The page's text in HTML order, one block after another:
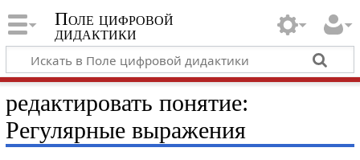
Поле цифровой
дидактики
редактировать понятие:
Регулярные выражения